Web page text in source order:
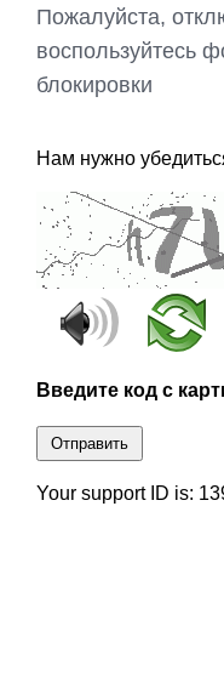
Пожалуйста,
воспользуйтесь
блокировки
Нам нужно
Введите код с
Отправить
Your support ID is: